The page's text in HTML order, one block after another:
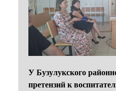
У Бузулукского
претензий к